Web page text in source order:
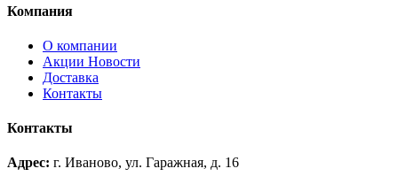
Компания
О компании
Aкции Новости
Доставка
Контакты
Контакты
Адрес: г. Иваново, ул. Гаражная, д. 16